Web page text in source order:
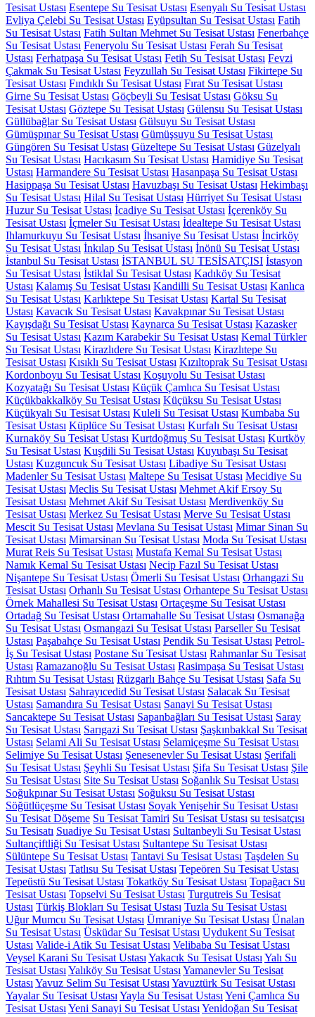
Tesisat Ustası Esentepe Su Tesisat Ustası Esenyalı Su Tesisat Ustası
Evliya Çelebi Su Tesisat Ustası Eyüpsultan Su Tesisat Ustası Fatih
Su Tesisat Ustası Fatih Sultan Mehmet Su Tesisat Ustası Fenerbahçe
Su Tesisat Ustası Feneryolu Su Tesisat Ustası Ferah Su Tesisat
Ustası Ferhatpaşa Su Tesisat Ustası Fetih Su Tesisat Ustası Fevzi
Çakmak Su Tesisat Ustası Feyzullah Su Tesisat Ustası Fikirtepe Su
Tesisat Ustası Fındıklı Su Tesisat Ustası Fırat Su Tesisat Ustası
Girne Su Tesisat Ustası Göçbeyli Su Tesisat Ustası Göksu Su
Tesisat Ustası Göztepe Su Tesisat Ustası Gülensu Su Tesisat Ustası
Güllübağlar Su Tesisat Ustası Gülsuyu Su Tesisat Ustası
Gümüşpınar Su Tesisat Ustası Gümüşsuyu Su Tesisat Ustası
Güngören Su Tesisat Ustası Güzeltepe Su Tesisat Ustası Güzelyalı
Su Tesisat Ustası Hacıkasım Su Tesisat Ustası Hamidiye Su Tesisat
Ustası Harmandere Su Tesisat Ustası Hasanpaşa Su Tesisat Ustası
Hasippaşa Su Tesisat Ustası Havuzbaşı Su Tesisat Ustası Hekimbaşı
Su Tesisat Ustası Hilal Su Tesisat Ustası Hürriyet Su Tesisat Ustası
Huzur Su Tesisat Ustası İcadiye Su Tesisat Ustası İçerenköy Su
Tesisat Ustası İçmeler Su Tesisat Ustası İdealtepe Su Tesisat Ustası
Ihlamurkuyu Su Tesisat Ustası İhsaniye Su Tesisat Ustası İncirköy
Su Tesisat Ustası İnkılap Su Tesisat Ustası İnönü Su Tesisat Ustası
İstanbul Su Tesisat Ustası İSTANBUL SU TESİSATÇISI İstasyon
Su Tesisat Ustası İstiklal Su Tesisat Ustası Kadıköy Su Tesisat
Ustası Kalamış Su Tesisat Ustası Kandilli Su Tesisat Ustası Kanlıca
Su Tesisat Ustası Karlıktepe Su Tesisat Ustası Kartal Su Tesisat
Ustası Kavacık Su Tesisat Ustası Kavakpınar Su Tesisat Ustası
Kayışdağı Su Tesisat Ustası Kaynarca Su Tesisat Ustası Kazasker
Su Tesisat Ustası Kazım Karabekir Su Tesisat Ustası Kemal Türkler
Su Tesisat Ustası Kirazlıdere Su Tesisat Ustası Kirazlıtepe Su
Tesisat Ustası Kısıklı Su Tesisat Ustası Kızıltoprak Su Tesisat Ustası
Kordonboyu Su Tesisat Ustası Koşuyolu Su Tesisat Ustası
Kozyatağı Su Tesisat Ustası Küçük Çamlıca Su Tesisat Ustası
Küçükbakkalköy Su Tesisat Ustası Küçüksu Su Tesisat Ustası
Küçükyalı Su Tesisat Ustası Kuleli Su Tesisat Ustası Kumbaba Su
Tesisat Ustası Küplüce Su Tesisat Ustası Kurfalı Su Tesisat Ustası
Kurnaköy Su Tesisat Ustası Kurtdoğmuş Su Tesisat Ustası Kurtköy
Su Tesisat Ustası Kuşdili Su Tesisat Ustası Kuyubaşı Su Tesisat
Ustası Kuzguncuk Su Tesisat Ustası Libadiye Su Tesisat Ustası
Madenler Su Tesisat Ustası Maltepe Su Tesisat Ustası Mecidiye Su
Tesisat Ustası Meclis Su Tesisat Ustası Mehmet Akif Ersoy Su
Tesisat Ustası Mehmet Akif Su Tesisat Ustası Merdivenköy Su
Tesisat Ustası Merkez Su Tesisat Ustası Merve Su Tesisat Ustası
Mescit Su Tesisat Ustası Mevlana Su Tesisat Ustası Mimar Sinan Su
Tesisat Ustası Mimarsinan Su Tesisat Ustası Moda Su Tesisat Ustası
Murat Reis Su Tesisat Ustası Mustafa Kemal Su Tesisat Ustası
Namık Kemal Su Tesisat Ustası Necip Fazıl Su Tesisat Ustası
Nişantepe Su Tesisat Ustası Ömerli Su Tesisat Ustası Orhangazi Su
Tesisat Ustası Orhanlı Su Tesisat Ustası Orhantepe Su Tesisat Ustası
Örnek Mahallesi Su Tesisat Ustası Ortaçeşme Su Tesisat Ustası
Ortadağ Su Tesisat Ustası Ortamahalle Su Tesisat Ustası Osmanağa
Su Tesisat Ustası Osmangazi Su Tesisat Ustası Parseller Su Tesisat
Ustası Paşabahçe Su Tesisat Ustası Pendik Su Tesisat Ustası Petrol-
İş Su Tesisat Ustası Postane Su Tesisat Ustası Rahmanlar Su Tesisat
Ustası Ramazanoğlu Su Tesisat Ustası Rasimpaşa Su Tesisat Ustası
Rıhtım Su Tesisat Ustası Rüzgarlı Bahçe Su Tesisat Ustası Safa Su
Tesisat Ustası Sahrayıcedid Su Tesisat Ustası Salacak Su Tesisat
Ustası Samandıra Su Tesisat Ustası Sanayi Su Tesisat Ustası
Sancaktepe Su Tesisat Ustası Sapanbağları Su Tesisat Ustası Saray
Su Tesisat Ustası Sarıgazi Su Tesisat Ustası Şaşkınbakkal Su Tesisat
Ustası Selami Ali Su Tesisat Ustası Selamiçeşme Su Tesisat Ustası
Selimiye Su Tesisat Ustası Şenesenevler Su Tesisat Ustası Şerifali
Su Tesisat Ustası Şeyhli Su Tesisat Ustası Şifa Su Tesisat Ustası Şile
Su Tesisat Ustası Site Su Tesisat Ustası Soğanlık Su Tesisat Ustası
Soğukpınar Su Tesisat Ustası Soğuksu Su Tesisat Ustası
Söğütlüçeşme Su Tesisat Ustası Soyak Yenişehir Su Tesisat Ustası
Su Tesisat Döşeme Su Tesisat Tamiri Su Tesisat Ustası su tesisatçısı
Su Tesisatı Suadiye Su Tesisat Ustası Sultanbeyli Su Tesisat Ustası
Sultançiftliği Su Tesisat Ustası Sultantepe Su Tesisat Ustası
Sülüntepe Su Tesisat Ustası Tantavi Su Tesisat Ustası Taşdelen Su
Tesisat Ustası Tatlısu Su Tesisat Ustası Tepeören Su Tesisat Ustası
Tepeüstü Su Tesisat Ustası Tokatköy Su Tesisat Ustası Topağacı Su
Tesisat Ustası Topselvi Su Tesisat Ustası Turgutreis Su Tesisat
Ustası Türkiş Blokları Su Tesisat Ustası Tuzla Su Tesisat Ustası
Uğur Mumcu Su Tesisat Ustası Ümraniye Su Tesisat Ustası Ünalan
Su Tesisat Ustası Üsküdar Su Tesisat Ustası Uydukent Su Tesisat
Ustası Valide-i Atik Su Tesisat Ustası Velibaba Su Tesisat Ustası
Veysel Karani Su Tesisat Ustası Yakacık Su Tesisat Ustası Yalı Su
Tesisat Ustası Yalıköy Su Tesisat Ustası Yamanevler Su Tesisat
Ustası Yavuz Selim Su Tesisat Ustası Yavuztürk Su Tesisat Ustası
Yayalar Su Tesisat Ustası Yayla Su Tesisat Ustası Yeni Çamlıca Su
Tesisat Ustası Yeni Sanayi Su Tesisat Ustası Yenidoğan Su Tesisat